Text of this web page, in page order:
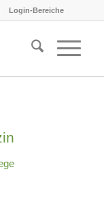
Login-Bereiche